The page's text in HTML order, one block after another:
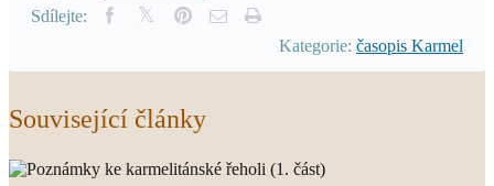
Sdílejte:
Kategorie: časopis Karmel
Související články